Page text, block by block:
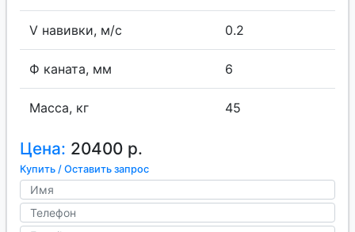
V навивки, м/с 0.2
Ф каната, мм 6
Масса, кг 45
Цена: 20400 р.
Купить / Оставить запрос